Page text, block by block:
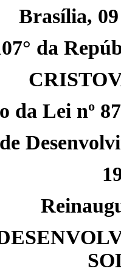
Brasília,
da
da Lei nº